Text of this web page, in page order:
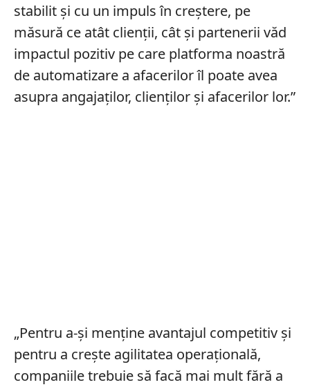
stabilit și cu un impuls în creștere, pe
măsură ce atât clienții, cât și partenerii văd
impactul pozitiv pe care platforma noastră
de automatizare a afacerilor îl poate avea
asupra angajaților, clienților și afacerilor lor.”
„Pentru a-și menține avantajul competitiv și
pentru a crește agilitatea operațională,
companiile trebuie să facă mai mult fără a